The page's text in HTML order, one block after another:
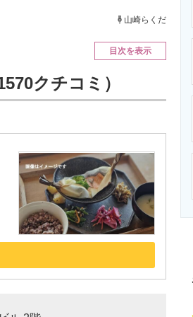
山崎らくだ
目次を表示
クチコミ）